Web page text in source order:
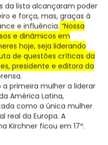
da lista alcançaram poder
e força, mas, graças à
e influência. “Nossa
e dinâmicos em
hoje, seja liderando
de questões críticas da
presidente e editora da
primeira mulher a liderar
América Latina,
como a única mulher
real da Europa. A
Kirchner ficou em 17º.